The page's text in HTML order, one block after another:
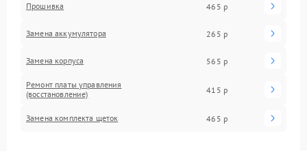
Прошивка 465 р
Замена аккумулятора 265 р
Замена корпуса 565 р
Ремонт платы управления
(восстановление)
415 р
Замена комплекта щеток 465 р